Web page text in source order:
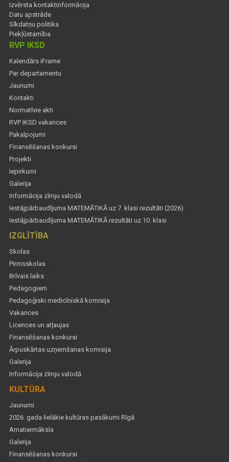
Izvērsta kontaktinformācija
Datu apstrāde
Sīkdatņu politika
Piekļūstamība
RVP IKSD
Kalendārs iFrame
Par departamentu
Jaunumi
Kontakti
Normatīvie akti
RVP IKSD vakances
Pakalpojumi
Finansēšanas konkursi
Projekti
Iepirkumi
Galerija
Informācija zīmju valodā
Iestājpārbaudījuma MATEMĀTIKĀ uz 7. klasi rezultāti (2026)
Iestājpārbaudījuma MATEMĀTIKĀ rezultāti uz 10. klasi
IZGLĪTĪBA
Skolas
Pirmsskolas
Brīvais laiks
Pedagogiem
Pedagoģiski medicīniskā komisija
Vakances
Licences un atļaujas
Finansēšanas konkursi
Ārpuskārtas uzņemšanas komisija
Galerija
Informācija zīmju valodā
KULTŪRA
Jaunumi
2026. gada lielākie kultūras pasākumi Rīgā
Amatiermāksla
Galerija
Finansēšanas konkursi